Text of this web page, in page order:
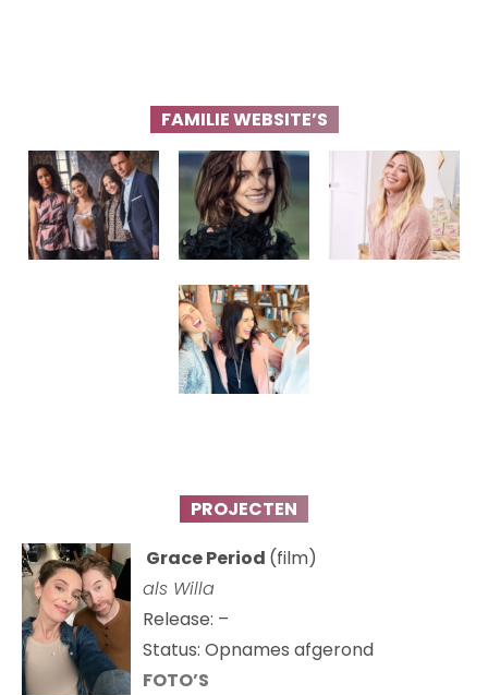
FAMILIE WEBSITE’S
PROJECTEN
Grace Period (film)
als Willa
Release: –
Status: Opnames afgerond
FOTO’S